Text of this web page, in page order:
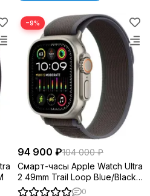
−9%
94 900 ₽104 000 ₽
Смарт-часы Apple Watch Ultra
2 49mm Trail Loop Blue/Black
S/M
0